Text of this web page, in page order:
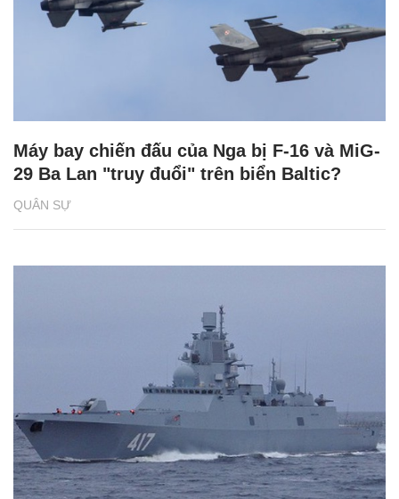
QUÂN SỰ
Máy bay chiến đấu của Nga bị F-16 và MiG-
29 Ba Lan "truy đuổi" trên biển Baltic?